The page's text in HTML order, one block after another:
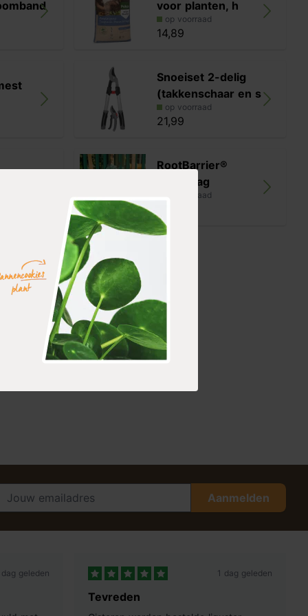
voor planten, h
op voorraad
14,89
Snoeiset 2-delig
(takkenschaar en s
op voorraad
21,99
RootBarrier®
Waterbag
op voorraad
Aanmelden
dag geleden 1 dag geleden
Tevreden